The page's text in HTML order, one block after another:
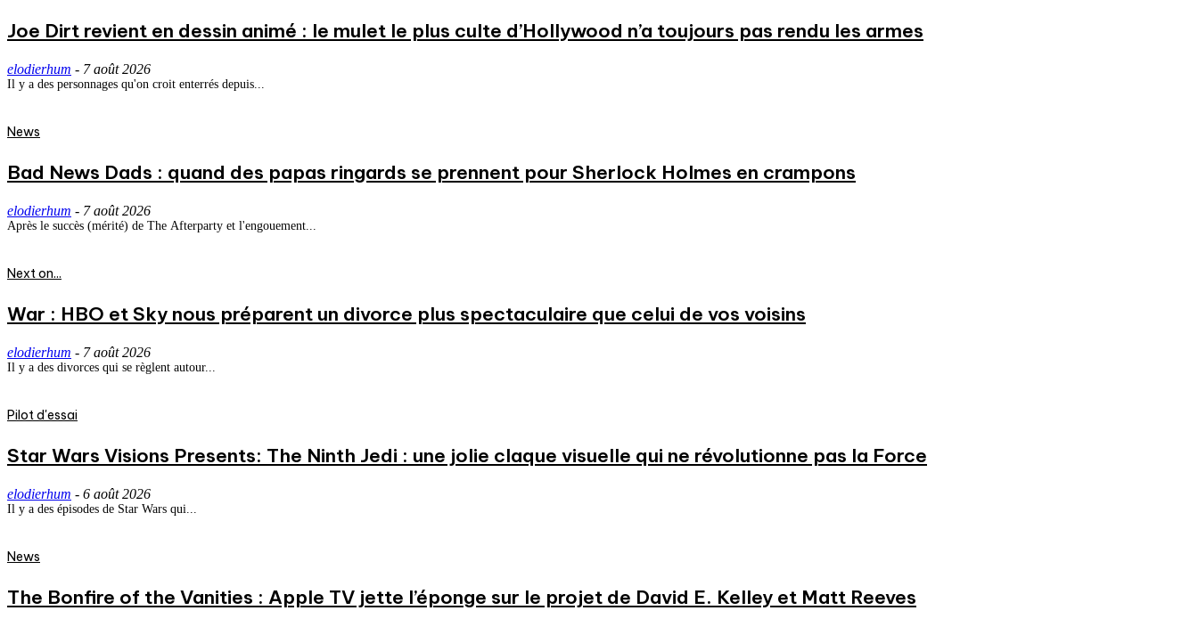
Joe Dirt revient en dessin animé : le mulet le plus culte d’Hollywood n’a toujours pas rendu les armes
elodierhum - 7 août 2026
Il y a des personnages qu'on croit enterrés depuis...
News
Bad News Dads : quand des papas ringards se prennent pour Sherlock Holmes en crampons
elodierhum - 7 août 2026
Après le succès (mérité) de The Afterparty et l'engouement...
Next on...
War : HBO et Sky nous préparent un divorce plus spectaculaire que celui de vos voisins
elodierhum - 7 août 2026
Il y a des divorces qui se règlent autour...
Pilot d'essai
Star Wars Visions Presents: The Ninth Jedi : une jolie claque visuelle qui ne révolutionne pas la Force
elodierhum - 6 août 2026
Il y a des épisodes de Star Wars qui...
News
The Bonfire of the Vanities : Apple TV jette l’éponge sur le projet de David E. Kelley et Matt Reeves